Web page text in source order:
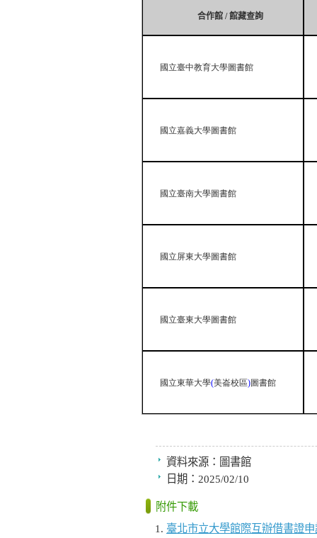
合作館/館藏查詢
國立臺中教育大學圖書館
國立嘉義大學圖書館
國立臺南大學圖書館
國立屏東大學圖書館
國立臺東大學圖書館
國立東華大學(美崙校區)圖書館
資料來源： 圖書館
日期： 2025/02/10
附件下載
臺北市立大學館際互辦借書證